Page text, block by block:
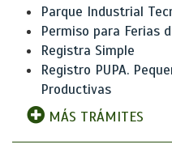
Parque Industrial
Permiso para Ferias
Registra Simple
Registro PUPA.
Productivas
MÁS TRÁMITES